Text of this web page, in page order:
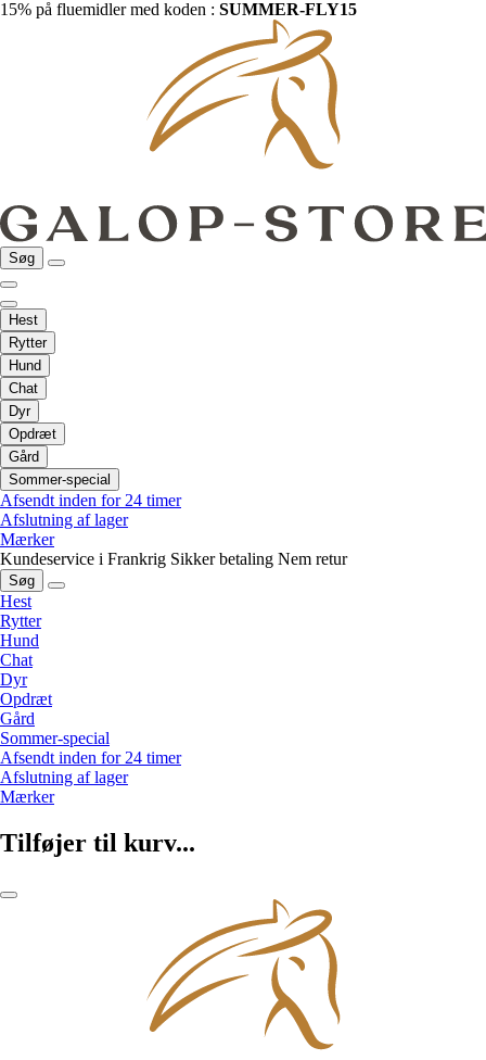
15% på fluemidler med koden : SUMMER-FLY15
Søg
Hest
Rytter
Hund
Chat
Dyr
Opdræt
Gård
Sommer-special
Afsendt inden for 24 timer
Afslutning af lager
Mærker
Kundeservice i Frankrig Sikker betaling Nem retur
Søg
Hest
Rytter
Hund
Chat
Dyr
Opdræt
Gård
Sommer-special
Afsendt inden for 24 timer
Afslutning af lager
Mærker
Tilføjer til kurv...